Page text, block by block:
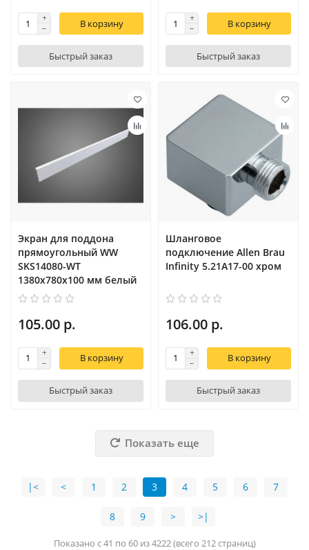
В корзину
Быстрый заказ
В корзину
Быстрый заказ
Экран для поддона
прямоугольный WW
SKS14080-WT
1380х780х100 мм белый
105.00 р.
В корзину
Быстрый заказ
Шланговое
подключение Allen Brau
Infinity 5.21A17-00 хром
106.00 р.
В корзину
Быстрый заказ
Показать еще
|< < 1 2 3 4 5 6 7
8 9 > >|
Показано с 41 по 60 из 4222 (всего 212 страниц)